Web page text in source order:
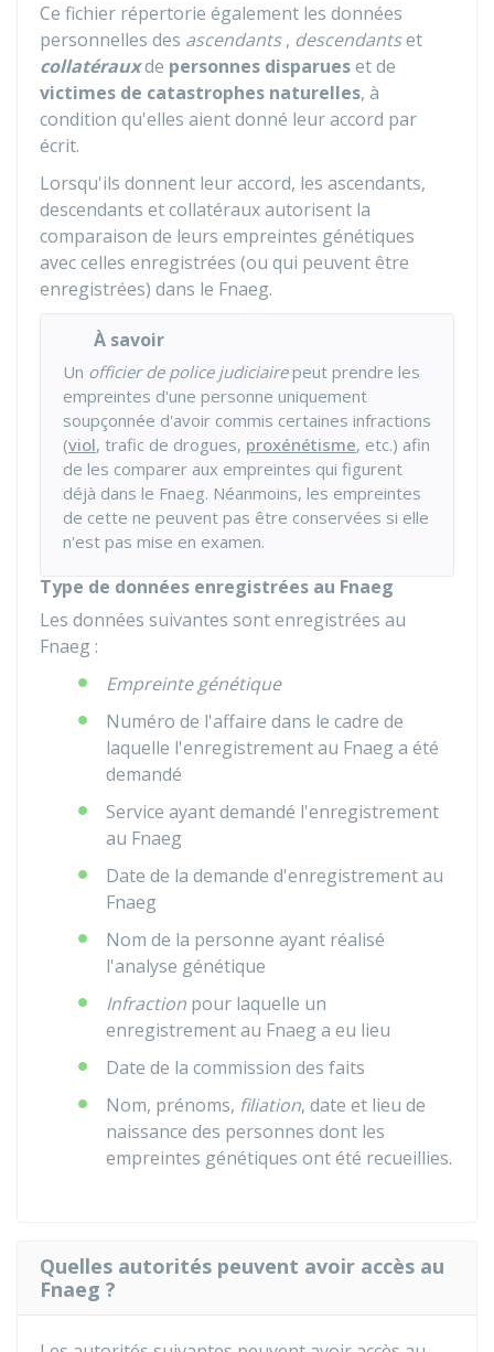
Ce fichier répertorie également les données
personnelles des ascendants, descendantset
collatérauxde personnes disparueset de
victimes de catastrophes naturelles, à
condition qu'elles aient donné leur accord par
écrit.
Lorsqu'ils donnent leur accord, les ascendants,
descendants et collatéraux autorisent la
comparaison de leurs empreintes génétiques
avec celles enregistrées (ou qui peuvent être
enregistrées) dans le Fnaeg.
À savoir
Un officier de police judiciairepeut prendre les
empreintes d'une personne uniquement
soupçonnée d'avoir commis certaines infractions
(viol, trafic de drogues, proxénétisme, etc.) afin
de les comparer aux empreintes qui figurent
déjà dans le Fnaeg. Néanmoins, les empreintes
de cette ne peuvent pas être conservées si elle
n'est pas mise en examen.
Type de données enregistrées au Fnaeg
Les données suivantes sont enregistrées au
Fnaeg :
Empreinte génétique
Numéro de l'affaire dans le cadre de
laquelle l'enregistrement au Fnaeg a été
demandé
Service ayant demandé l'enregistrement
au Fnaeg
Date de la demande d'enregistrement au
Fnaeg
Nom de la personne ayant réalisé
l'analyse génétique
Infraction pour laquelle un
enregistrement au Fnaeg a eu lieu
Date de la commission des faits
Nom, prénoms, filiation, date et lieu de
naissance des personnes dont les
empreintes génétiques ont été recueillies.
Quelles autorités peuvent avoir accès au
Fnaeg ?